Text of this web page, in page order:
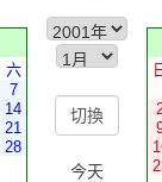
六
7
14
21
28
今天